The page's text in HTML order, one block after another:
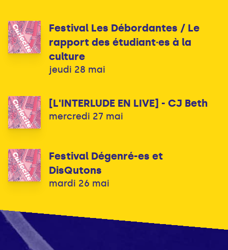
Festival Les Débordantes / Le
rapport des étudiant·es à la
culture
jeudi 28 mai
[L'INTERLUDE EN LIVE] - CJ Beth
mercredi 27 mai
Festival Dégenré-es et
DisQutons
mardi 26 mai